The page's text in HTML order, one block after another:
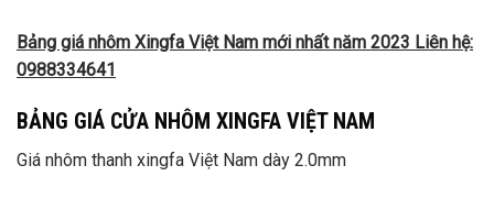
Bảng giá nhôm Xingfa Việt Nam mới nhất năm 2023 Liên hệ:
0988334641
BẢNG GIÁ CỬA NHÔM XINGFA VIỆT NAM
Giá nhôm thanh xingfa Việt Nam dày 2.0mm